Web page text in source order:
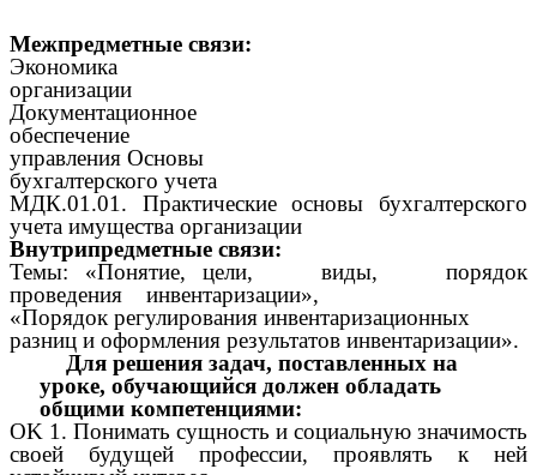
Межпредметные связи:
Экономика
организации
Документационное
обеспечение
управления Основы
бухгалтерского учета
МДК.01.01. Практические основы бухгалтерского
учета имущества организации
Внутрипредметные связи:
Темы: «Понятие, цели, виды, порядок
проведения инвентаризации»,
«Порядок регулирования инвентаризационных
разниц и оформления результатов инвентаризации».
Для решения задач, поставленных на
уроке, обучающийся должен обладать
общими компетенциями:
OK 1. Понимать сущность и социальную значимость
своей будущей профессии, проявлять к ней